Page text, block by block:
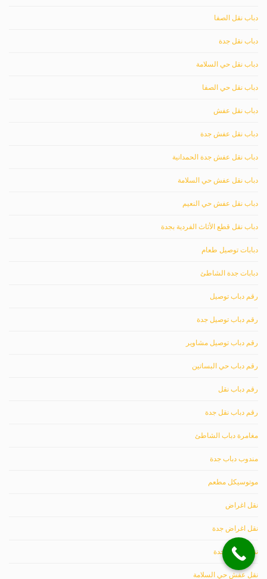
دباب نقل الصفا
دباب نقل جدة
دباب نقل حي السلامة
دباب نقل حي الصفا
دباب نقل عفش
دباب نقل عفش جدة
دباب نقل عفش جدة الحمدانية
دباب نقل عفش حي السلامة
دباب نقل عفش حي النعيم
دباب نقل قطع الأثاث الفردية بجدة
دبابات توصيل طعام
دبابات جدة الشاطئ
رقم دباب توصيل
رقم دباب توصيل جدة
رقم دباب توصيل مشاوير
رقم دباب حي البساتين
رقم دباب نقل
رقم دباب نقل جدة
مغامرة دباب الشاطئ
مندوب دباب جدة
موتوسيكل مطعم
نقل اغراض
نقل اغراض جدة
نقل عفش بجدة
نقل عفش حي السلامة